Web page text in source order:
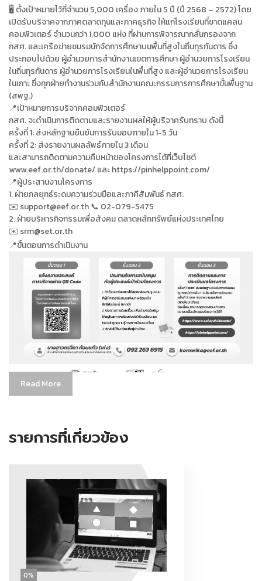
🖥 ตั้งเป้าหมายไว้ที่จำนวน 5,000 เครื่อง ภายใน 5 ปี (ปี 2568 – 2572) โดย
เปิดรับบริจาคจากภาคตลาดทุนและภาคธุรกิจ ให้แก่โรงเรียนที่ขาดแคลน
คอมพิวเตอร์ จำนวนกว่า 1,000 แห่ง ที่ผ่านการพิจารณากลั่นกรองจาก
กสศ. และเครือข่ายชมรมนักจัดการศึกษาบนพื้นที่สูงในถิ่นทุรกันดาร ซึ่ง
ประกอบไปด้วย ผู้อำนวยการสำนักงานเขตการศึกษา ผู้อำนวยการโรงเรียน
ในถิ่นทุรกันดาร ผู้อำนวยการโรงเรียนในพื้นที่สูง และผู้อำนวยการโรงเรียน
ในเกาะ ซึ่งทุกฝ่ายทำงานร่วมกับสำนักงานคณะกรรมการการศึกษาขั้นพื้นฐาน
(สพฐ.)
📍เป้าหมายการบริจาคคอมพิวเตอร์
กสศ. จะดำเนินการติดตามและรายงานผลให้ผู้บริจาครับทราบ ดังนี้
ครั้งที่ 1: ส่งหลักฐานยืนยันการรับมอบภายใน 1-5 วัน
ครั้งที่ 2: ส่งรายงานผลลัพธ์ภายใน 3 เดือน
และสามารถติดตามความคืบหน้าของโครงการได้ที่เว็บไซต์
www.eef.or.th/donate/ และ https://pinhelppoint.com/
📍ผู้ประสานงานโครงการ
1. ฝ่ายกลยุทธ์ระดมความร่วมมือและภาคีสัมพันธ์ กสศ.
✉️ support@eef.or.th 📞 02-079-5475
2. ฝ่ายบริหารกิจกรรมเพื่อสังคม ตลาดหลักทรัพย์แห่งประเทศไทย
✉️ srm@set.or.th
📍ขั้นตอนการดำเนินงาน
Read More
รายการที่เกี่ยวข้อง
0%